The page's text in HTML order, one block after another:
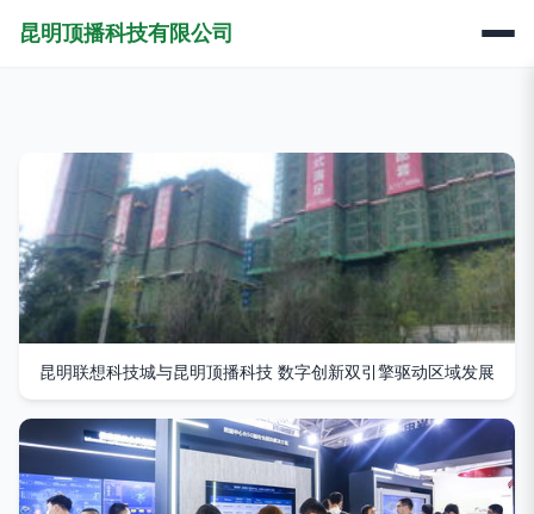
昆明顶播科技有限公司
昆明联想科技城与昆明顶播科技 数字创新双引擎驱动区域发展